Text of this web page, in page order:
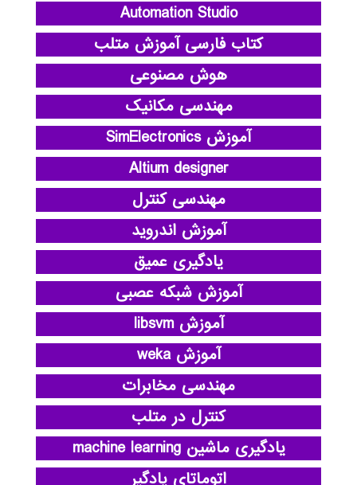
Automation Studio
کتاب فارسی آموزش متلب
هوش مصنوعی
مهندسی مکانیک
آموزش SimElectronics
Altium designer
مهندسی کنترل
آموزش اندروید
یادگیری عمیق
آموزش شبکه عصبی
آموزش libsvm
آموزش weka
مهندسی مخابرات
کنترل در متلب
یادگیری ماشین machine learning
اتوماتای یادگیر